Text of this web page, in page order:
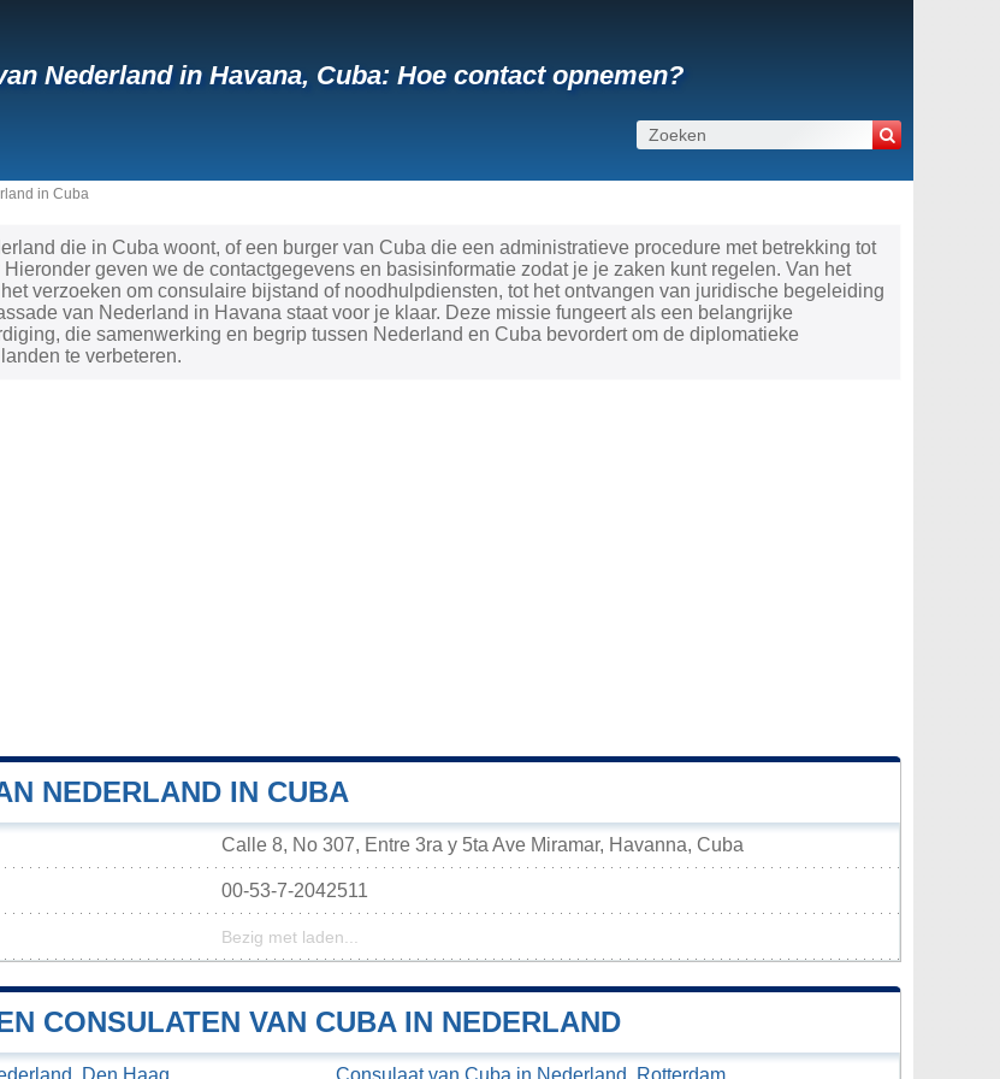
Nederland in Havana, Cuba: Hoe contact opnemen?
in Cuba
die in Cuba woont, of een burger van Cuba die een administratieve procedure met betrekking tot
geven we de contactgegevens en basisinformatie zodat je je zaken kunt regelen. Van het
verzoeken om consulaire bijstand of noodhulpdiensten, tot het ontvangen van juridische begeleiding
van Nederland in Havana staat voor je klaar. Deze missie fungeert als een belangrijke
die samenwerking en begrip tussen Nederland en Cuba bevordert om de diplomatieke
te verbeteren.
NEDERLAND IN CUBA
Calle 8, No 307, Entre 3ra y 5ta Ave Miramar, Havanna, Cuba
00-53-7-2042511
Bezig met laden...
CONSULATEN VAN CUBA IN NEDERLAND
Den Haag Consulaat van Cuba in Nederland, Rotterdam